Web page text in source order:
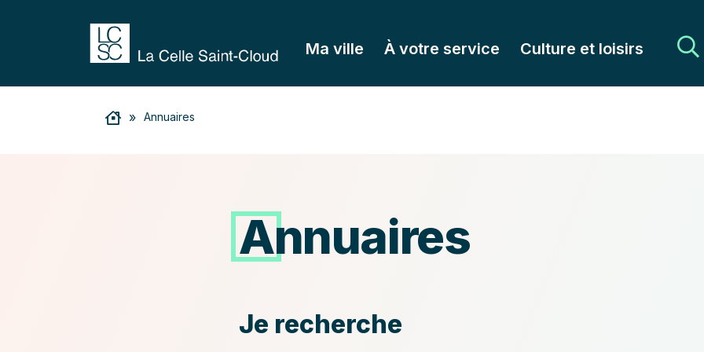
Ma ville À votre service Culture et loisirs
» Annuaires
Annuaires
Je recherche